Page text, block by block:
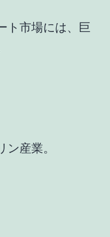
ト市場には、巨
産業。